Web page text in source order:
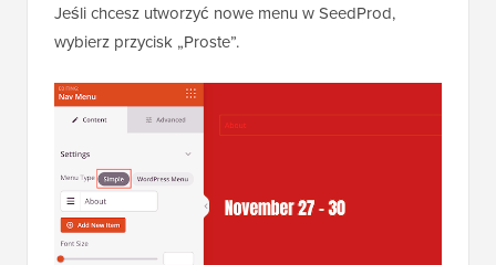
Jeśli chcesz utworzyć nowe menu w SeedProd,
wybierz przycisk „Proste”.